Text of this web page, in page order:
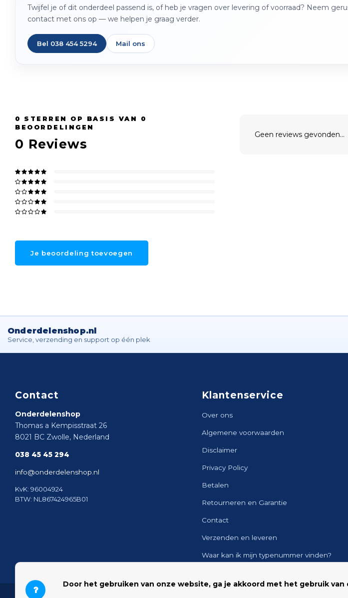
Twijfel je of dit onderdeel passend is, of heb je vragen over levering of voorraad? Neem
contact met ons op — we helpen je graag verder.
Bel 038 454 5294 Mail ons
0 STERREN OP BASIS VAN 0
BEOORDELINGEN
0 Reviews
Je beoordeling toevoegen
Geen reviews gevonden...
Onderdelenshop.nl
Service, verzending en support op één plek
Contact
Onderdelenshop
Thomas a Kempisstraat 26
8021 BC Zwolle, Nederland
038 45 45 294
info@onderdelenshop.nl
KvK: 96004924
BTW: NL867424965B01
Klantenservice
Over ons
Algemene voorwaarden
Disclaimer
Privacy Policy
Betalen
Retourneren en Garantie
Contact
Verzenden en leveren
Waar kan ik mijn typenummer vinden?
Door het gebruiken van onze website, ga je akkoord met het gebruik